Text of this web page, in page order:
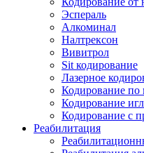
Эспераль
Алкоминал
Налтрексон
Вивитрол
Sit кодирование
Лазерное
Кодирование по
Кодирование
Кодирование с
Реабилитация